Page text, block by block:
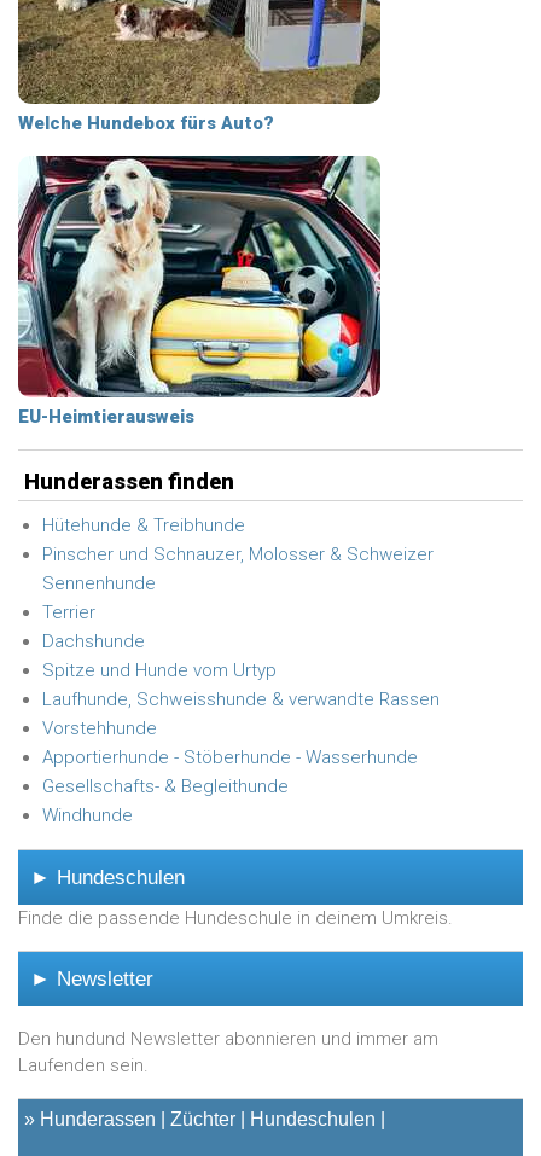
Welche Hundebox fürs Auto?
EU-Heimtierausweis
Hunderassen finden
Hütehunde & Treibhunde
Pinscher und Schnauzer, Molosser & Schweizer
Sennenhunde
Terrier
Dachshunde
Spitze und Hunde vom Urtyp
Laufhunde, Schweisshunde & verwandte Rassen
Vorstehhunde
Apportierhunde - Stöberhunde - Wasserhunde
Gesellschafts- & Begleithunde
Windhunde
► Hundeschulen
Finde die passende Hundeschule in deinem Umkreis.
► Newsletter
Den hundund Newsletter abonnieren und immer am
Laufenden sein.
» Hunderassen Züchter Hundeschulen